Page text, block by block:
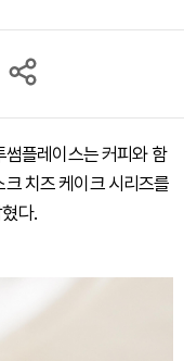
플레이스는 커피와 함
치즈 케이크 시리즈를
다.